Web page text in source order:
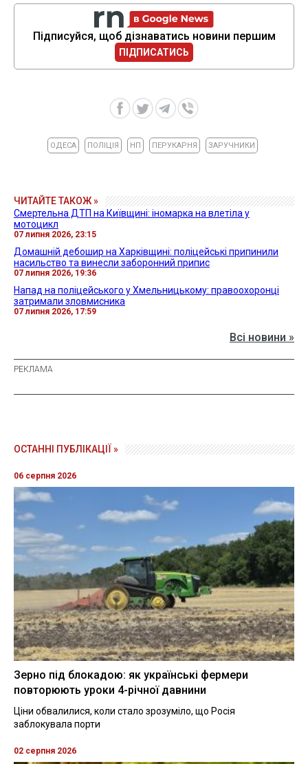
Підписуйся, щоб дізнаватись новини першим
ПІДПИСАТИСЬ
ОДЕСА ПОЛІЦІЯ НП ПЕРУКАРНЯ ЗАРУЧНИКИ
ЧИТАЙТЕ ТАКОЖ »
Смертельна ДТП на Київщині: іномарка на влетіла у
мотоцикл
07 липня 2026, 23:15
Домашній дебошир на Харківщині: поліцейські припинили
насильство та винесли заборонний припис
07 липня 2026, 19:36
Напад на поліцейського у Хмельницькому: правоохоронці
затримали зловмисника
07 липня 2026, 17:59
Всі новини »
ОСТАННІ ПУБЛІКАЦІЇ »
06 серпня 2026
Зерно під блокадою: як українські фермери
повторюють уроки 4-річної давнини
Ціни обвалилися, коли стало зрозуміло, що Росія
заблокувала порти
02 серпня 2026